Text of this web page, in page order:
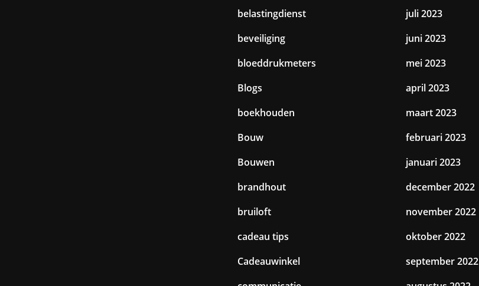
belastingdienst
beveiliging
bloeddrukmeters
Blogs
boekhouden
Bouw
Bouwen
brandhout
bruiloft
cadeau tips
Cadeauwinkel
juli 2023
juni 2023
mei 2023
april 2023
maart 2023
februari 2023
januari 2023
december 2022
november 2022
oktober 2022
september 2022